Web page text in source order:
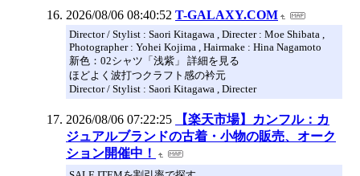
2026/08/06 08:40:52 T-GALAXY.COM
Director / Stylist : Saori Kitagawa , Directer : Moe Shibata ,
Photographer : Yohei Kojima , Hairmake : Hina Nagamoto
新色：02シャツ「浅紫」 詳細を見る
ほどよく波打つクラフト感の衿元
Director / Stylist : Saori Kitagawa , Directer
2026/08/06 07:22:25
【楽天市場】カンフル：カ
ジュアルブランドの古着・小物の販売、オーク
ション開催中！